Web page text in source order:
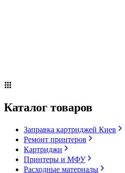
Каталог товаров
Заправка картриджей Киев
Ремонт принтеров
Картриджи
Принтеры и МФУ
Расходные материалы